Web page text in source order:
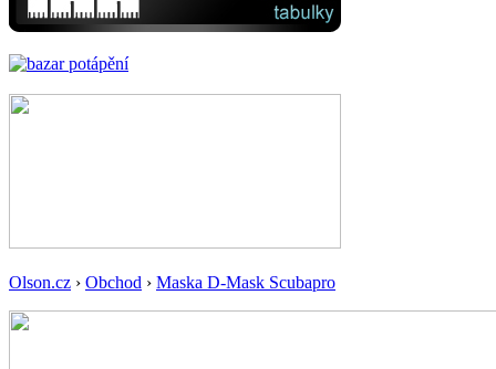
Olson.cz › Obchod › Maska D-Mask Scubapro